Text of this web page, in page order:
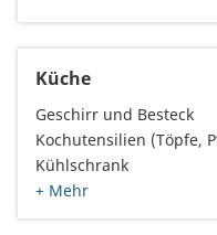
Küche
Geschirr und Besteck
Kochutensilien (Töpfe,
Kühlschrank
+ Mehr